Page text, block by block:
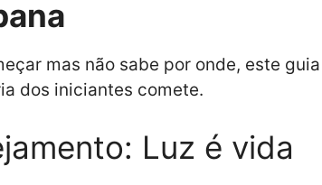
mas não sabe por onde, este
dos iniciantes comete.
Luz é vida